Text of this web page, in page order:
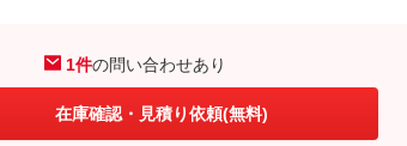
1件の問い合わせあり
在庫確認・見積り依頼(無料)